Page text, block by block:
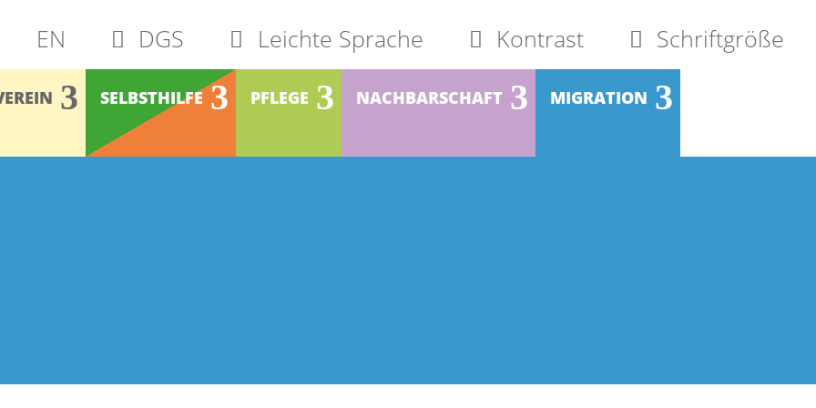
EN DGS Leichte Sprache Kontrast Schriftgröße
SELBSTHILFE PFLEGE NACHBARSCHAFT MIGRATION